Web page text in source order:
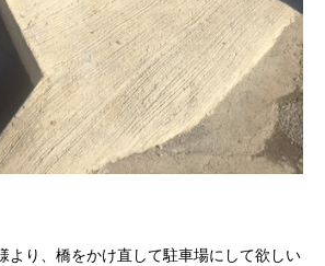
より、橋をかけ直して駐車場にして欲しい